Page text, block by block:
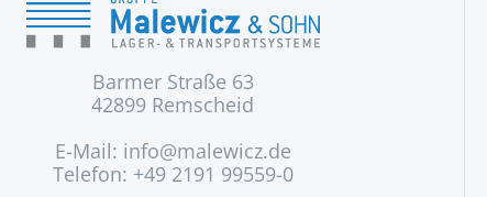
Barmer Straße 63
42899 Remscheid
E-Mail: info@malewicz.de
Telefon: +49 2191 99559-0